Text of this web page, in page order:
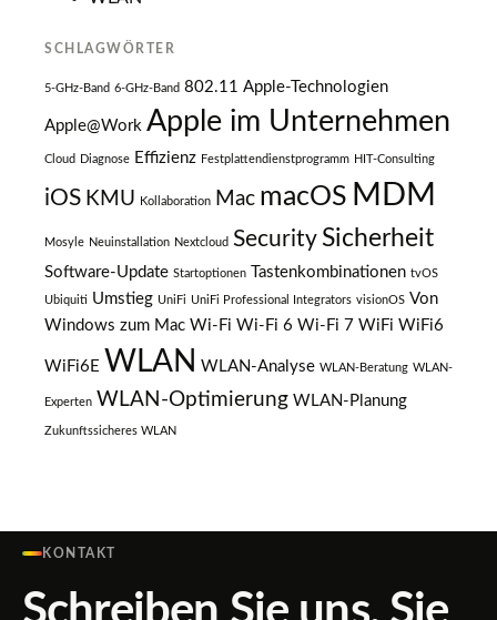
SCHLAGWÖRTER
5-GHz-Band 6-GHz-Band 802.11 Apple-Technologien
Apple@Work Apple im Unternehmen
Cloud Diagnose Effizienz Festplattendienstprogramm HIT-Consulting
iOS KMU Kollaboration Mac macOS MDM
Mosyle Neuinstallation Nextcloud Security Sicherheit
Software-Update Startoptionen Tastenkombinationen tvOS
Ubiquiti Umstieg UniFi UniFi Professional Integrators visionOS Von
Windows zum Mac Wi-Fi Wi-Fi 6 Wi-Fi 7 WiFi WiFi6
WiFi6E WLAN WLAN-Analyse WLAN-Beratung WLAN-
Experten WLAN-Optimierung WLAN-Planung
Zukunftssicheres WLAN
KONTAKT